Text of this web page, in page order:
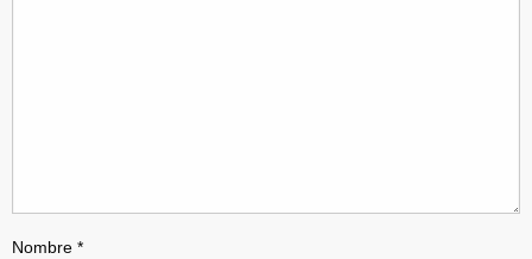
Nombre *